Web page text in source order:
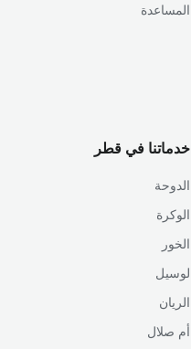
المساعدة
خدماتنا في قطر
الدوحة
الوكرة
الخور
لوسيل
الريان
أم صلال